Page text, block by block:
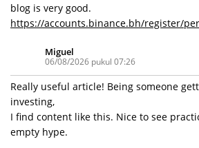
blog is very good.
https://accounts.binance.bh/register/
Miguel
06/08/2026 pukul 07:26
Really useful article! Being someone
investing,
I find content like this. Nice to see
empty hype.